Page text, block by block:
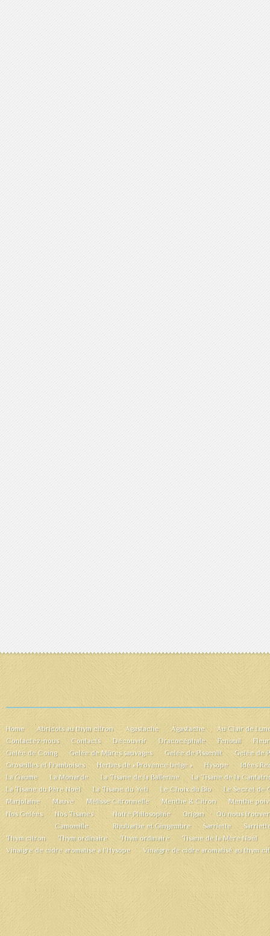
Home Abricots au thym citron Agastache Agastache
Au Clair de
Contactez-nous
Contacts Découvrir Dracocéphale Fenouil
Gelée de Coing
Gelée de Mûres sauvages Gelée de Pissenlit
Gelée de
Groseilles et Framboises
Herbes de « Provence belge » Hysope
Idées
La Gaume
La Monarde La Tisane de la Ballerine
La Tisane de la
La Tisane du Père Noël
La Tisane du Yeti Le Choix du Bio
Le Secret de
Marjolaine
Mauve Mélisse Citronnelle Menthe & Citron
Menthe
Nos Gelées
Nos Tisanes
Camomille
Notre Philosophie Origan
Où nous trouver
Rhubarbe et Gingembre
Sarriette
Thym citron
Thym ordinaire Thym ordinaire Tisane de la Mère Noël
Vinaigre de cidre aromatise à l’Hysope
Vinaigre de cidre aromatisé au thym